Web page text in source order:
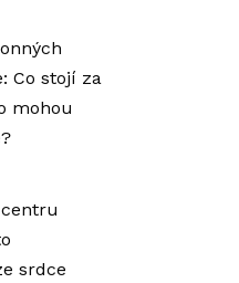
Co stojí za
mohou
centru
srdce